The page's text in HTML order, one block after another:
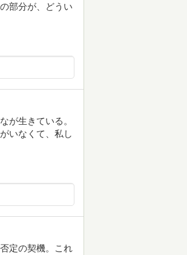
部分が、どうい
が生きている。
いなくて、私し
定の契機。これ